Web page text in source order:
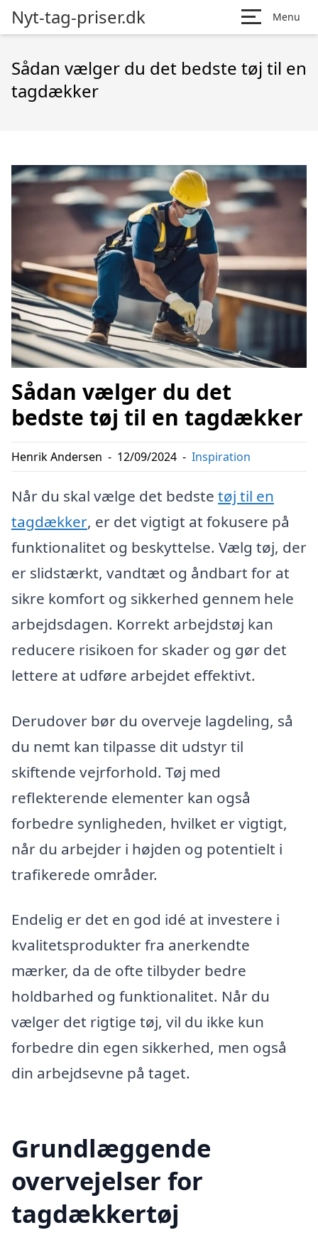
Nyt-tag-priser.dk Menu
Sådan vælger du det bedste tøj til en
tagdækker
Sådan vælger du det
bedste tøj til en tagdækker
Henrik Andersen - 12/09/2024 - Inspiration
Når du skal vælge det bedste tøj til en
tagdækker, er det vigtigt at fokusere på
funktionalitet og beskyttelse. Vælg tøj, der
er slidstærkt, vandtæt og åndbart for at
sikre komfort og sikkerhed gennem hele
arbejdsdagen. Korrekt arbejdstøj kan
reducere risikoen for skader og gør det
lettere at udføre arbejdet effektivt.
Derudover bør du overveje lagdeling, så
du nemt kan tilpasse dit udstyr til
skiftende vejrforhold. Tøj med
reflekterende elementer kan også
forbedre synligheden, hvilket er vigtigt,
når du arbejder i højden og potentielt i
trafikerede områder.
Endelig er det en god idé at investere i
kvalitetsprodukter fra anerkendte
mærker, da de ofte tilbyder bedre
holdbarhed og funktionalitet. Når du
vælger det rigtige tøj, vil du ikke kun
forbedre din egen sikkerhed, men også
din arbejdsevne på taget.
Grundlæggende
overvejelser for
tagdækkertøj